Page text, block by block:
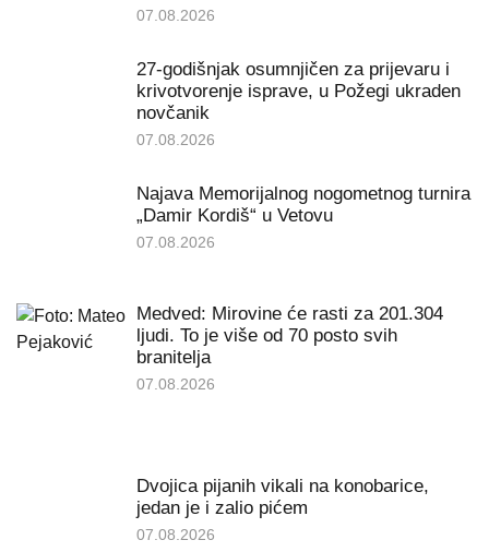
07.08.2026
27-godišnjak osumnjičen za prijevaru i
krivotvorenje isprave, u Požegi ukraden
novčanik
07.08.2026
Najava Memorijalnog nogometnog turnira
„Damir Kordiš“ u Vetovu
07.08.2026
Medved: Mirovine će rasti za 201.304
ljudi. To je više od 70 posto svih
branitelja
07.08.2026
Dvojica pijanih vikali na konobarice,
jedan je i zalio pićem
07.08.2026